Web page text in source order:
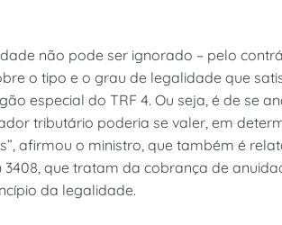
não pode ser ignorado – pelo
o tipo e o grau de legalidade que
especial do TRF 4. Ou seja, é de se
tributário poderia se valer, em
afirmou o ministro, que também é
que tratam da cobrança de
da legalidade.